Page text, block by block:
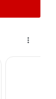
עצמאי.